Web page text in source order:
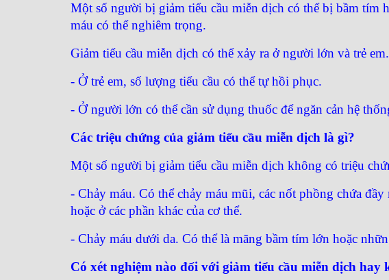
Một số người bị giảm tiểu cầu miễn dịch có thể bị bầm tím
máu có thể nghiêm trọng.
Giảm tiểu cầu miễn dịch có thể xảy ra ở người lớn và trẻ
- Ở trẻ em, số lượng tiểu cầu có thể tự hồi phục.
- Ở người lớn có thể cần sử dụng thuốc để ngăn cản hệ
Các triệu chứng của giảm tiểu cầu miễn dịch là gì?
Một số người bị giảm tiểu cầu miễn dịch không có triệu
- Chảy máu. Có thể chảy máu mũi, các nốt phồng chứa
hoặc ở các phần khác của cơ thể.
- Chảy máu dưới da. Có thể là mãng bầm tím lớn hoặc
Có xét nghiệm nào đối với giảm tiểu cầu miễn dịch hay